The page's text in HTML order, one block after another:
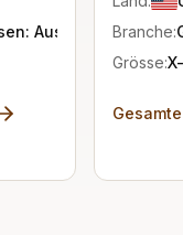
AusstattungBranche:
Grösse: